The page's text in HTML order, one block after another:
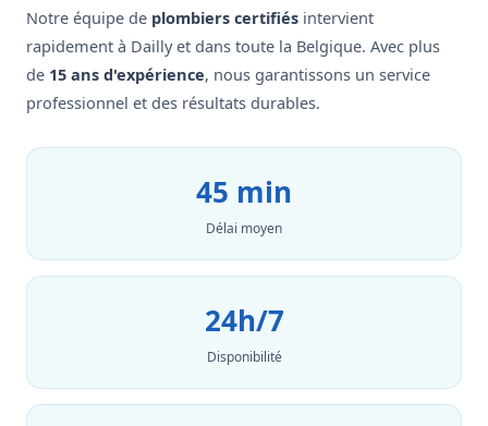
Notre équipe de plombiers certifiés intervient
rapidement à Dailly et dans toute la Belgique. Avec plus
de 15 ans d'expérience, nous garantissons un service
professionnel et des résultats durables.
45 min
Délai moyen
24h/7
Disponibilité